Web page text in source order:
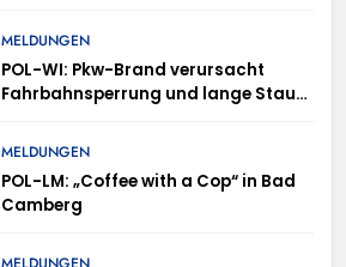
MELDUNGEN
POL-WI: Pkw-Brand verursacht
Fahrbahnsperrung und lange Staus
MELDUNGEN
POL-LM: „Coffee with a Cop“ in Bad
Camberg